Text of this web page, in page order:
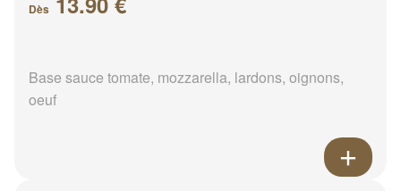
Dès
Base sauce tomate, mozzarella, lardons, oignons,
oeuf